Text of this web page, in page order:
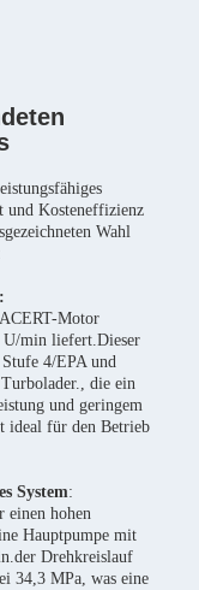
und Kosteneffizienz
Wahl
Motor
U/min liefert.Dieser
4/EPA und
die ein
und geringem
ideal für den Betrieb
System:
einen hohen
Hauptpumpe mit
Drehkreislauf
34,3 MPa, was eine